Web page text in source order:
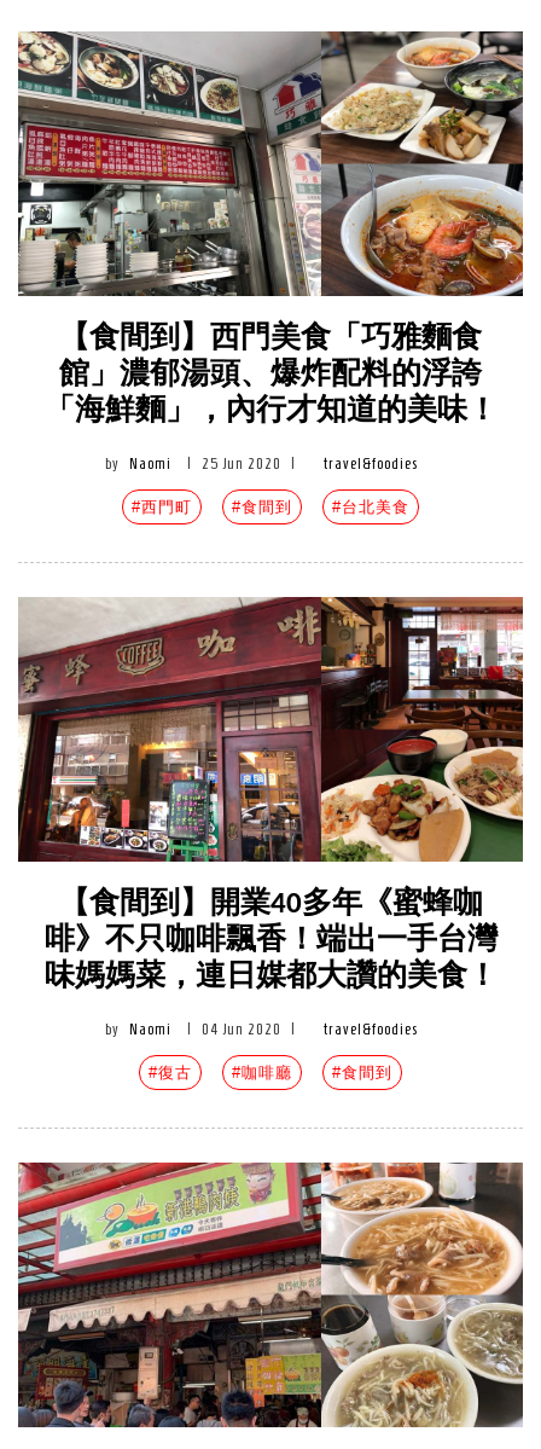
【食間到】西門美食「巧雅麵食
館」濃郁湯頭、爆炸配料的浮誇
「海鮮麵」，內行才知道的美味！
by Naomi 25 Jun 2020 travel&foodies
#西門町 #食間到 #台北美食
【食間到】開業40多年《蜜蜂咖
啡》不只咖啡飄香！端出一手台灣
味媽媽菜，連日媒都大讚的美食！
by Naomi 04 Jun 2020 travel&foodies
#復古 #咖啡廳 #食間到